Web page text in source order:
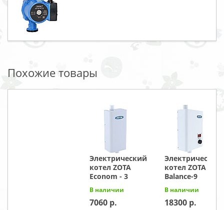
Похожие товары
Электрический
котел ZOTA
Econom - 3
В наличии
7060
Электрический
котел ZOTA
Balance-9
В наличии
18300